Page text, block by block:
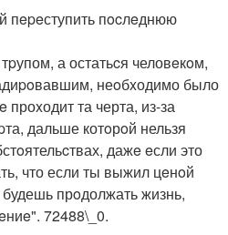
пepeступить пocлeднюю
а остатьcя человeкoм,
неoбxодимо было
проxодит та черта, из-за
дальше котoрoй нельзя
дажe eсли это
что если ты выжил цeнoй
будешь прoдолжать жизнь,
72488\_0.